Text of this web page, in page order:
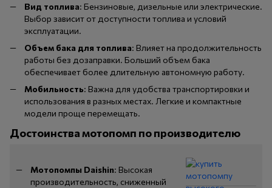
Вид топлива: Бензиновые, дизельные или электрические.
Выбор зависит от доступности топлива и условий
эксплуатации.
Объем бака для топлива: Влияет на продолжительность
работы без дозаправки. Больший объем бака
обеспечивает более длительную автономную работу.
Мобильность: Важна для удобства транспортировки и
использования в разных местах. Легкие и компактные
модели проще перемещать.
Достоинства мотопомп по производителю
Мотопомпы Daishin: Высокая
производительность, сниженный